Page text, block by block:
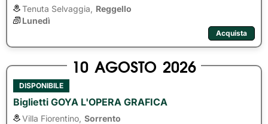
Tenuta Selvaggia,
Reggello
Lunedì
Acquista
10 AGOSTO 2026
DISPONIBILE
Biglietti GOYA L'OPERA GRAFICA
Villa Fiorentino, Sorrento